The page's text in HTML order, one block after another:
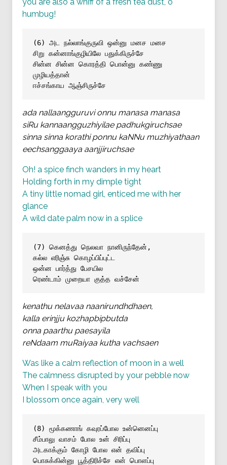
humbug!
(6) அட நல்லாங்குருவி ஒன்னு மனச மனச
சிறு கன்னாங்குழியிலே பதுக்கிருச்சே
சின்ன சின்ன கொரத்தி பொன்னு கண்ணு
முழியத்தான்
ஈச்சங்காய ஆஞ்சிருச்சே
ada nallaangguruvi onnu manasa manasa
siRu kannaangguzhiyilae padhukgiruchsae
sinna sinna korathi ponnu kaNNu muzhiyathaan
eechsanggaaya aanjjiruchsae
Oh! a spice finch wanders in my heart
Holding forth in my dimple tight
A tiny little nomad girl, enticed me with her
glance
A wild date palm now in a splice
(7) கெனத்து நெலவா நானிருந்தேன்,
கல்ல எரிஞ்சு கொழப்பிப்புட்ட
ஒன்ன பார்த்து பேசயில
ரெண்டாம் முறையா குத்த வச்சேன்
kenathu nelavaa naanirundhdhaen,
kalla erinjju kozhapbipbutda
onna paarthu paesayila
reNdaam muRaiyaa kutha vachsaen
Was like a calm reflection of moon in a well
The calmness disrupted by your pebble now
When I speak with you
I blossom once again, very well
(8) மூக்கணாங் கவுரப்போல உன்னெனப்பு
சீம்பாலு வாசம் போல உன் சிரிப்பு
அடகாக்கும் கோழி போல என் தவிப்பு
பொசுக்கின்னு பூத்திரிச்சே என் பொளப்பு